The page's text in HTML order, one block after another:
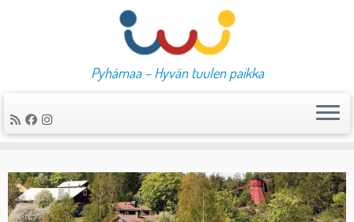
to
content
Pyhämaa – Hyvän tuulen paikka